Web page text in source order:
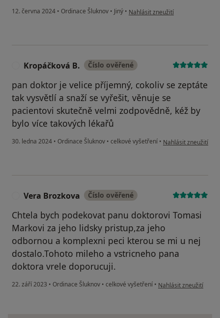
12. června 2024 • Ordinace Šluknov • Jiný • podle názoru uživatele Vít
Nahlásit zneužití
Kropáčková B. Číslo ověřené
pan doktor je velice příjemný, cokoliv se zeptáte
tak vysvětlí a snaží se vyřešit, věnuje se
pacientovi skutečně velmi zodpovědně, kéž by
bylo více takových lékařů
30. ledna 2024 • Ordinace Šluknov • celkové vyšetření • podle názoru
Nahlásit zneužití
Vera Brozkova Číslo ověřené
Chtela bych podekovat panu doktorovi Tomasi
Markovi za jeho lidsky pristup,za jeho
odbornou a komplexni peci kterou se mi u nej
dostalo.Tohoto mileho a vstricneho pana
doktora vrele doporucuji.
22. září 2023 • Ordinace Šluknov • celkové vyšetření • podle názoru
Nahlásit zneužití